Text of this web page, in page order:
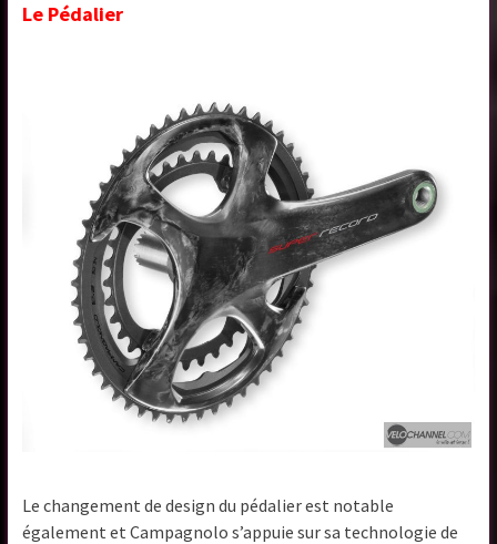
Le Pédalier
Le changement de design du pédalier est notable
également et Campagnolo s’appuie sur sa technologie de